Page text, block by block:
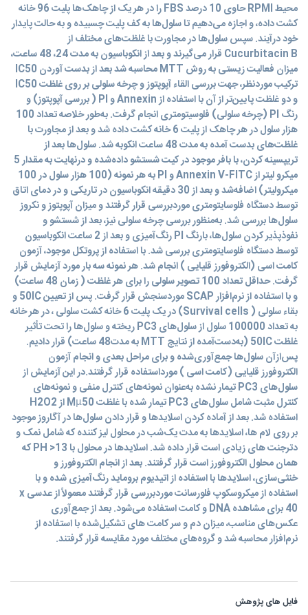
محیط RPMI حاوی 10 درصد FBS را در هر یک از چاهک‌ها پلیت 96 خانه
کشت داده، و اجازه می‌دهیم تا سلول‌ها به کف پلیت چسبیده و به حالت پایدار
خود درآیند. سپس سلول‌ها در مجاورت با غلظت‌های مختلف از
Cucurbitacin B قرار می‌گیرند و بعد از انکوباسیون به مدت 24، 48 ساعت،
میزان فعالیت زیستی به روش MTT محاسبه شد بعد از بدست آوردن IC50
ترکیب موردنظر، جهت بررسی القاء آپوپتوز و چرخه سلولی بر روی غلظت IC50
و دو غلظت پایین‌تر از آن با استفاده از Annexin و PI ( بررسی آپوپتوز) و
رنگ PI (چرخه سلولی) فلوسیتومتری انجام گرفت. به‌طور خلاصه تعداد 100
هزار سلول در هر چاهک از پلیت 6 خانه کشت داده شد و بعد از مجاورت با
غلظت‌های بدست آمده به مدت 48 ساعت انکوبه شد. سلول‌ها بعد از
تریپسینه کردن، با بافر موجود در کیت شستشو داده‌شده و درنهایت به مقدار 5
میکرو لیتر از Annexin V-FITC و PI به هر نمونه (100 هزار سلول در 100
میکرولیتر) اضافه‌شد و بعد از 30 دقیقه انکوباسیون در تاریکی و در دمای اتاق
توسط دستگاه فلوسایتومتری موردبررسی قرار گرفتند و میزان آپوپتوز و نکروز
سلول‌ها بررسی شد. به‌منظور بررسی چرخه سلولی نیز، بعد از شستشو و
نفوذپذیر کردن سلول‌ها، بارنگ PI رنگ‌آمیزی و بعد از 2 ساعت انکوباسیون
توسط دستگاه فلوسایتومتری بررسی شد. با استفاده از پروتکل موجود، آزمون
کامت اسی (الکتروفورز قلیایی ) انجام شد. هر نمونه سه بار مورد آزمایش قرار
گرفت. حداقل تعداد 100 تصویر سلولی را برای هر غلظت ( زمان 48 ساعت)
و با استفاده از نرم‌افزار SCAP موردسنجش قرار گرفت. پس از تعیین 50IC و
بقاء سلولی ( Survival cells) در یک پلیت 6 خانه کشت سلولی ، در هر خانه
به تعداد 100000 سلول از سلول‌های PC3 ریخته و سلول‌ها را تحت تأثیر
غلظت 50IC (به‌دست‌آمده از نتایج MTT به مدت48 ساعت) قرار دادیم.
پس‌ازآن سلول‌ها جمع‌آوری‌شده و برای مراحل بعدی و انجام آزمون
الکتروفورز قلیایی (کامت اسی ) مورداستفاده قرار گرفتند.در این آزمایش از
سلول‌های PC3 تیمار نشده به‌عنوان نمونه‌های کنترل منفی و نمونه‌های
کنترل مثبت شامل سلول‌های PC3 تیمار شده با غلظت Mµ50 از H2O2
استفاده شد. بعد از آماده کردن اسلایدها و قرار دادن سلول‌ها در آگاروز موجود
بر روی لام ها، اسلایدها به مدت یک‌شب در محلول لیز کننده که شامل نمک و
دترجنت های زیادی است قرار داده شد. اسلایدها در محلول با 13< PH که
همان محلول الکتروفورز است قرار گرفتند. بعد از انجام الکتروفورز و
خنثی‌سازی، اسلایدها با استفاده از اتیدیوم بروماید رنگ‌آمیزی شده و با
استفاده از میکروسکوپ فلورسانت موردبررسی قرار گرفتند معمولاً از عدسی x
40 برای مشاهده DNA و کامت استفاده می‌شود. بعد از جمع‌آوری
عکس‌های مناسب، میزان دم و سر کامت های تشکیل‌شده با استفاده از
نرم‌افزار محاسبه شد و گروه‌های مختلف مورد مقایسه قرار گرفتند.
فایل های پژوهش